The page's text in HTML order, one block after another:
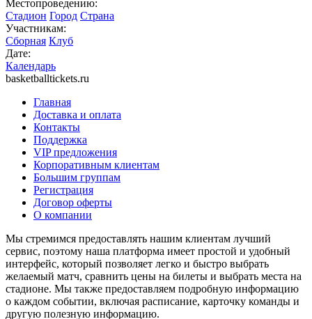
Местопроведению:
Стадион Город Страна
Участникам:
Сборная Клуб
Дате:
Календарь
basketballtickets.ru
Главная
Доставка и оплата
Контакты
Поддержка
VIP предложения
Корпоративным клиентам
Большим группам
Регистрация
Договор оферты
О компании
Мы стремимся предоставлять нашим клиентам лучший
сервис, поэтому наша платформа имеет простой и удобный
интерфейс, который позволяет легко и быстро выбрать
желаемый матч, сравнить цены на билеты и выбрать места на
стадионе. Мы также предоставляем подробную информацию
о каждом событии, включая расписание, карточку команды и
другую полезную информацию.